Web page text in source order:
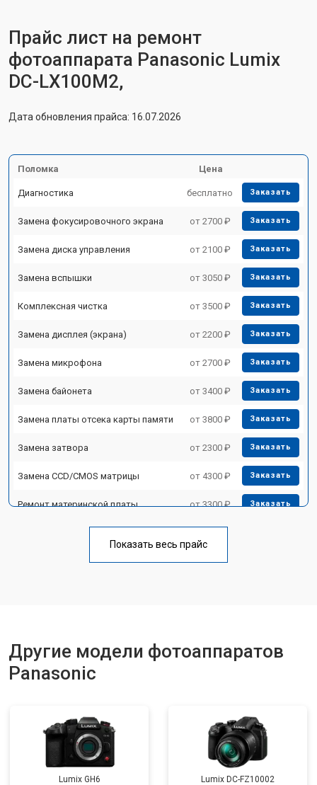
Прайс лист на ремонт
фотоаппарата Panasonic Lumix
DC-LX100M2,
Дата обновления прайса: 16.07.2026
Поломка Цена
Диагностика бесплатно Заказать
Замена фокусировочного экрана от 2700 ₽ Заказать
Замена диска управления от 2100 ₽ Заказать
Замена вспышки от 3050 ₽ Заказать
Комплексная чистка от 3500 ₽ Заказать
Замена дисплея (экрана) от 2200 ₽ Заказать
Замена микрофона от 2700 ₽ Заказать
Замена байонета от 3400 ₽ Заказать
Замена платы отсека карты памяти от 3800 ₽ Заказать
Замена затвора от 2300 ₽ Заказать
Замена CCD/CMOS матрицы от 4300 ₽ Заказать
Ремонт материнской платы от 3300 ₽ Заказать
Показать весь прайс
Другие модели фотоаппаратов
Panasonic
Lumix GH6 Lumix DC-FZ10002